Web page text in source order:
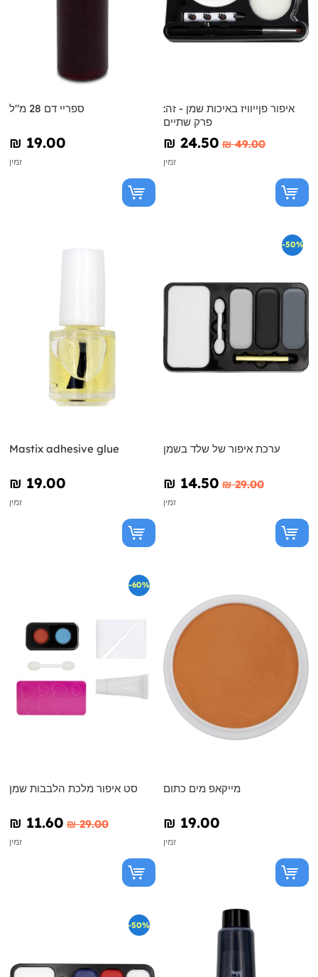
ספריי דם 28 מ"ל
₪‎ 19.00
זמין
איפור פןייוויז באיכות שמן - זה:
פרק שתיים
₪‎ 24.50 ₪‎ 49.00
זמין
Mastix adhesive glue
₪‎ 19.00
זמין
-50%
ערכת איפור של שלד בשמן
₪‎ 14.50 ₪‎ 29.00
זמין
-60%
סט איפור מלכת הלבבות שמן
₪‎ 11.60 ₪‎ 29.00
זמין
מייקאפ מים כתום
₪‎ 19.00
זמין
-50%